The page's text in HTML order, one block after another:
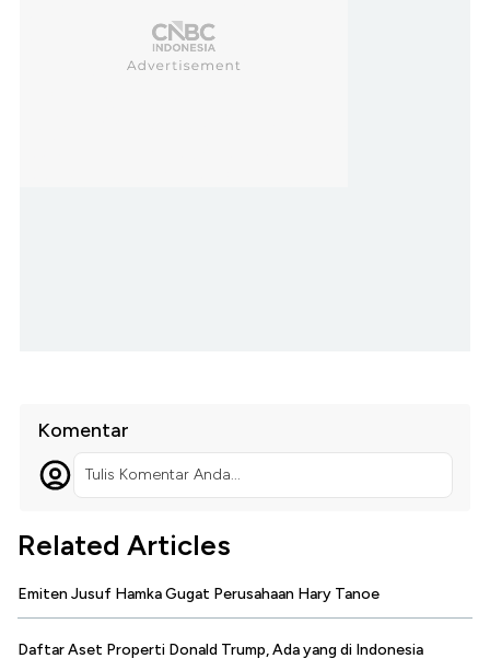
Komentar
Tulis Komentar Anda...
Related Articles
Emiten Jusuf Hamka Gugat Perusahaan Hary Tanoe
Daftar Aset Properti Donald Trump, Ada yang di Indonesia